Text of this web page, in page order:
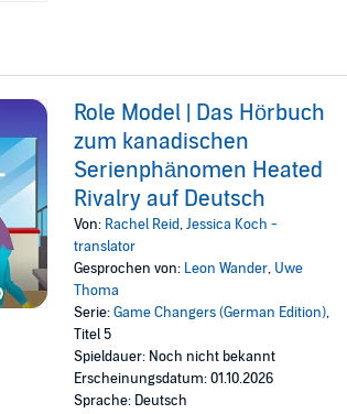
Role Model | Das Hörbuch
zum kanadischen
Serienphänomen Heated
Rivalry auf Deutsch
Von: Rachel Reid,Jessica Koch -
translator
Gesprochen von: Leon Wander, Uwe
Thoma
Serie:Game Changers (German Edition),
Titel 5
Spieldauer: Noch nicht bekannt
Erscheinungsdatum: 01.10.2026
Sprache: Deutsch